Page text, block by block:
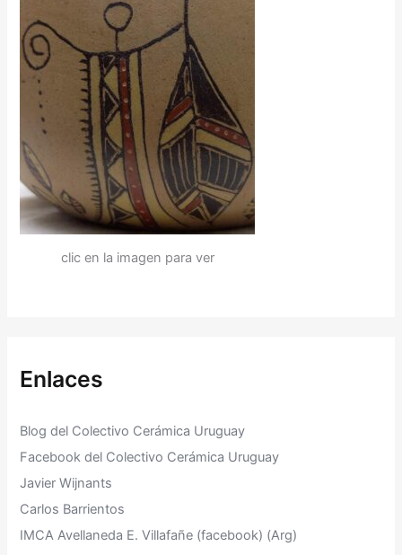
clic en la imagen para ver
Enlaces
Blog del Colectivo Cerámica Uruguay
Facebook del Colectivo Cerámica Uruguay
Javier Wijnants
Carlos Barrientos
IMCA Avellaneda E. Villafañe (facebook) (Arg)